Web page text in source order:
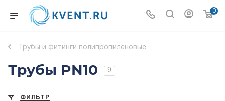
0
Трубы и фитинги полипропиленовые
Трубы PN10 9
ФИЛЬТР